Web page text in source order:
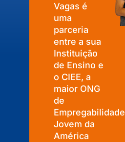
Vagas é
uma
parceria
entre a sua
Instituição
de Ensino e
o CIEE, a
maior ONG
de
Empregabilidade
Jovem da
América